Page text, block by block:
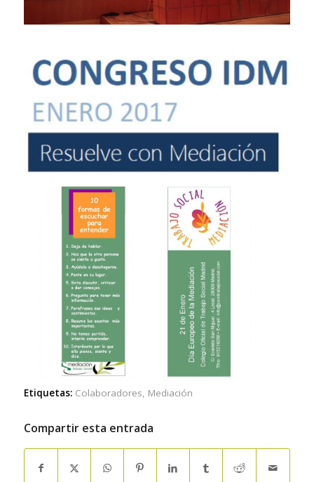
Etiquetas: Colaboradores, Mediación
Compartir esta entrada